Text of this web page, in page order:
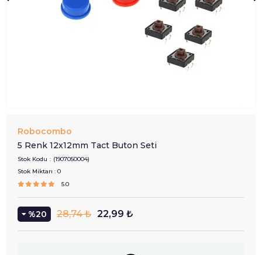
Robocombo
5 Renk 12x12mm Tact Buton Seti
Stok Kodu
(1907050004)
Stok Miktarı : 0
5.0
20 28,74 ₺ 22,99 ₺